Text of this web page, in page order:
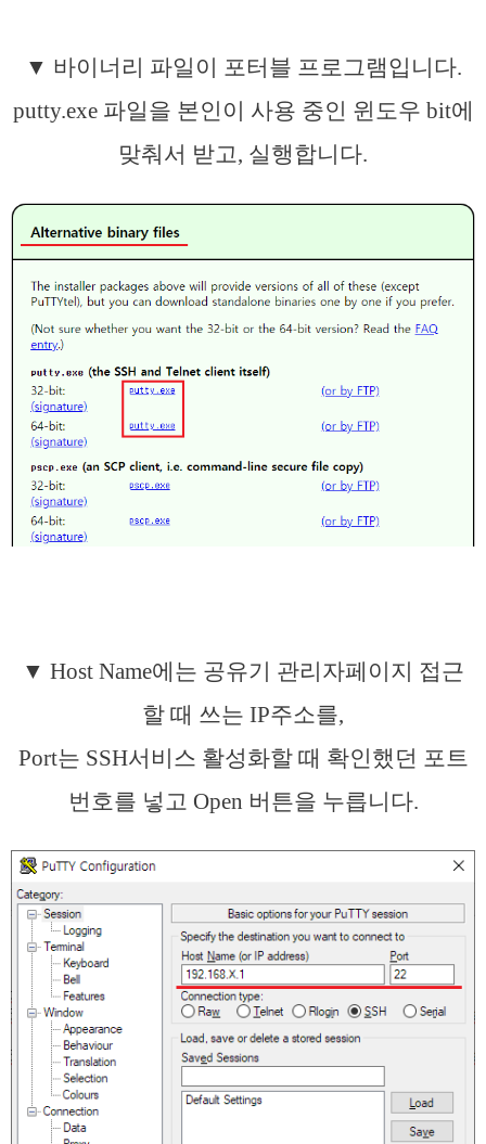
▼ 바이너리 파일이 포터블 프로그램입니다.
putty.exe 파일을 본인이 사용 중인 윈도우 bit에
맞춰서 받고, 실행합니다.
▼ Host Name에는 공유기 관리자페이지 접근
할 때 쓰는 IP주소를,
Port는 SSH서비스 활성화할 때 확인했던 포트
번호를 넣고 Open 버튼을 누릅니다.